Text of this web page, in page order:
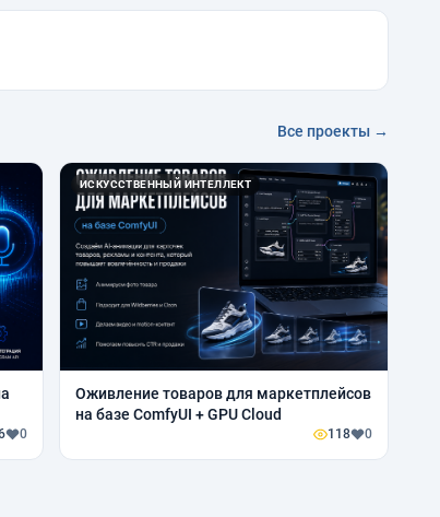
Все проекты →
0
ИСКУССТВЕННЫЙ ИНТЕЛЛЕКТ
Оживление товаров для маркетплейсов
на базе ComfyUI + GPU Cloud
118 0